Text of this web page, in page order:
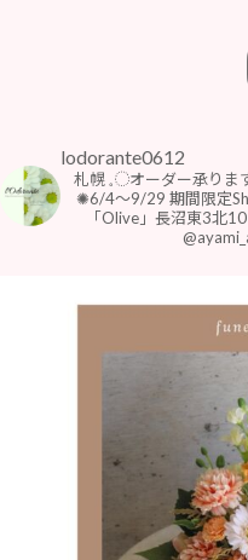
lodorante0612
札幌 𓈒◌オーダー承りま
⁡✺6/4〜9/29 期間限定
「Olive」長沼東3北10⁡